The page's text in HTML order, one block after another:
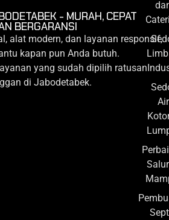
- MURAH, CEPAT
BERGARANSI
alat modern, dan layanan responsif,
kapan pun Anda butuh.
yang sudah dipilih ratusan
di Jabodetabek.
Air